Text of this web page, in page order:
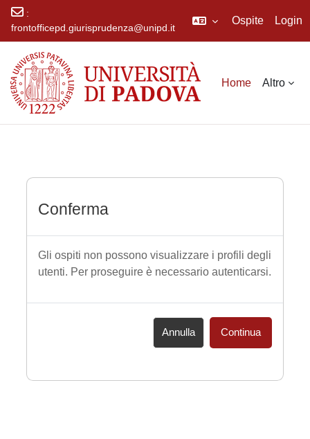
:
frontofficepd.giurisprudenza@unipd.it
Ospite Login
Home Altro
Conferma
Gli ospiti non possono visualizzare i profili degli
utenti. Per proseguire è necessario autenticarsi.
Annulla Continua